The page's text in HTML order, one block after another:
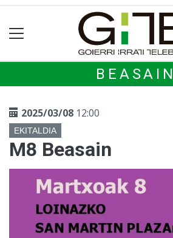
BEASAIN
2025/03/08 12:00
EKITALDIA
M8 Beasain